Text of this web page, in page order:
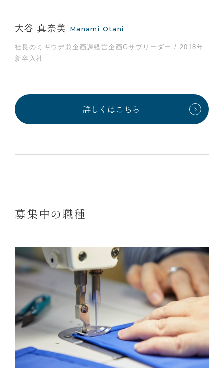
大谷 真奈美 Manami Otani
社長のミギウデ兼企画課経営企画Gサブリーダー / 2018年
新卒入社
詳しくはこちら
募集中の職種